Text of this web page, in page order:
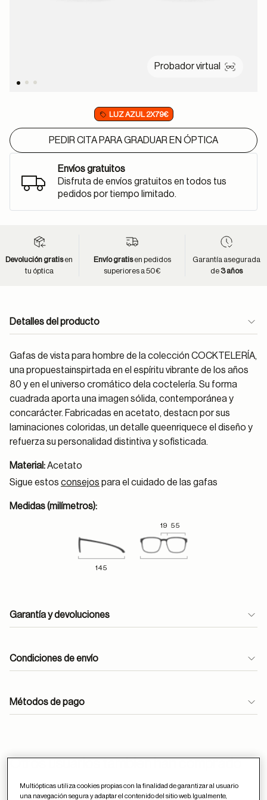
Probador virtual
LUZ AZUL 2X79€
PEDIR CITA PARA GRADUAR EN ÓPTICA
Envíos gratuitos
Disfruta de envíos gratuitos en todos tus
pedidos por tiempo limitado.
Devolución gratisen
tu óptica
Envío gratisen pedidos
superiores a 50€
Garantía asegurada
de 3 años
Detalles del producto
Gafas de vista para hombre de la colección COCKTELERÍA,
una propuestainspirtada en el espíritu vibrante de los años
80 y en el universo cromático dela coctelería. Su forma
cuadrada aporta una imagen sólida, contemporánea y
concarácter. Fabricadas en acetato, destacn por sus
laminaciones coloridas, un detalle queenriquece el diseño y
refuerza su personalidad distintiva y sofisticada.
Material:Acetato
Sigue estos consejos para el cuidado de las gafas
Medidas (milímetros):
19 55
145
Garantía y devoluciones
ayuda
Condiciones de envío
Métodos de pago
Multiópticas utiliza cookies propias con la finalidad de garantizar al usuario
una navegación segura y adaptar el contenido del sitio web. Igualmente,